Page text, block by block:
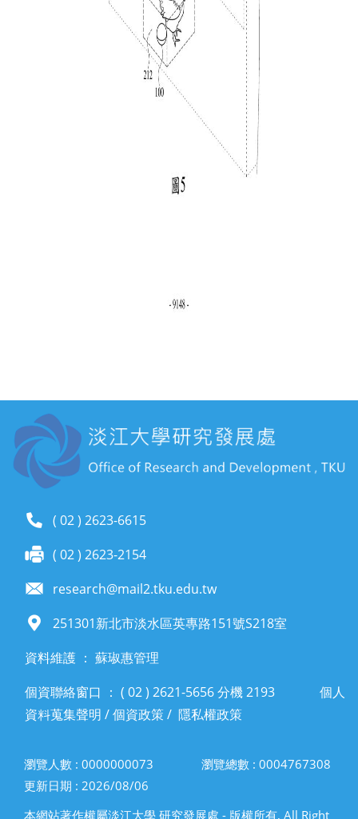
( 02 ) 2623-6615
( 02 ) 2623-2154
research@mail2.tku.edu.tw
251301新北市淡水區英專路151號S218室
資料維護 ： 蘇琡惠管理
個資聯絡窗口 ： ( 02 ) 2621-5656 分機 2193 個人
資料蒐集聲明 /個資政策/ 隱私權政策
瀏覽人數 : 0000000073
瀏覽總數 : 0004767308
更新日期 : 2026/08/06
本網站著作權屬淡江大學 研究發展處 - 版權所有, All Right